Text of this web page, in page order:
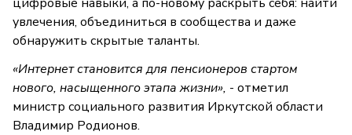
увлечения, объединиться в сообщества и даже
обнаружить скрытые таланты.
«Интернет становится для пенсионеров стартом
нового, насыщенного этапа жизни», - отметил
министр социального развития Иркутской области
Владимир Родионов.